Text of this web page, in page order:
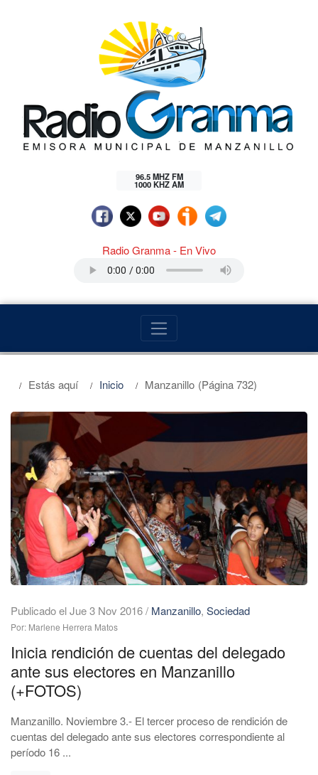
96.5 MHZ FM
1000 KHZ AM
Radio Granma - En Vivo
Estás aquí Inicio Manzanillo (Página 732)
Publicado el Jue 3 Nov 2016/ Manzanillo, Sociedad
Por: Marlene Herrera Matos
Inicia rendición de cuentas del delegado
ante sus electores en Manzanillo
(+FOTOS)
Manzanillo. Noviembre 3.- El tercer proceso de rendición de
cuentas del delegado ante sus electores correspondiente al
período 16 ...